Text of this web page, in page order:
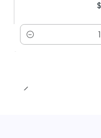
Cantidad